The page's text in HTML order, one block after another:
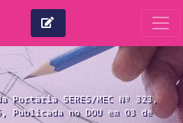
Portaria SERES/MEC Nº 323,
Publicada no DOU em 03 de